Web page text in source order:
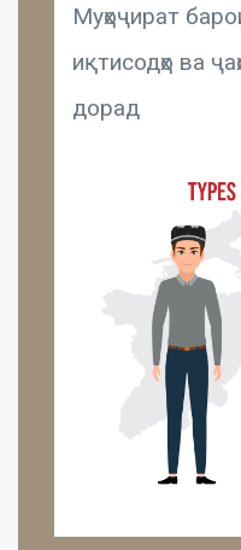
Муҳоҷират
иқтисодҳо ва
дорад